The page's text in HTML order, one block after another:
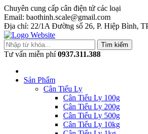
Chuyên cung cấp cân điện tử các loại
Email: baothinh.scale@gmail.com
Địa chỉ: 22/1A Đường số 26, P. Hiệp Bình,
Tìm kiếm
Tư vấn miễn phí 0937.311.388
Sản Phẩm
Cân Tiểu Ly
Cân Tiểu Ly 100g
Cân Tiểu Ly 200g
Cân Tiểu Ly 500g
Cân Tiểu Ly 10kg